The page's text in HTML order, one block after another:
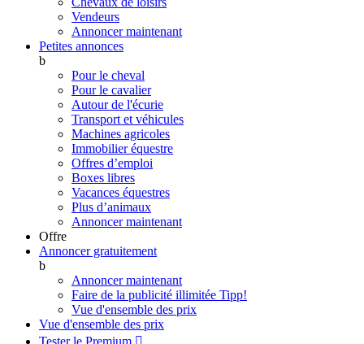
Vendeurs
Annoncer maintenant
Petites annonces
b
Pour le cheval
Pour le cavalier
Autour de l'écurie
Transport et véhicules
Machines agricoles
Immobilier équestre
Offres d’emploi
Boxes libres
Vacances équestres
Plus d’animaux
Annoncer maintenant
Offre
Annoncer gratuitement
b
Annoncer maintenant
Faire de la publicité illimitée Tipp!
Vue d'ensemble des prix
Vue d'ensemble des prix
Tester le Premium 